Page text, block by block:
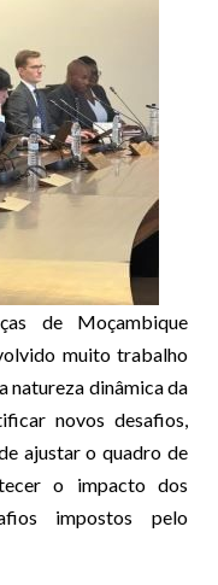
de Moçambique
muito trabalho
natureza dinâmica da
novos desafios,
ajustar o quadro de
o impacto dos
impostos pelo